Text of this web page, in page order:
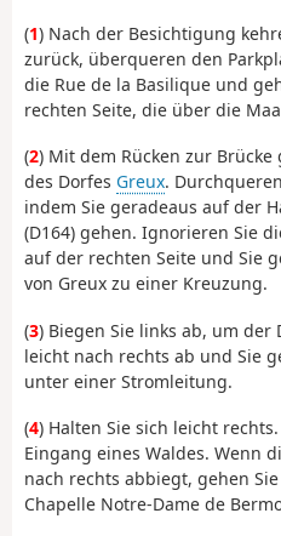
(1) Nach der Besichtigung
zurück, überqueren den
die Rue de la Basilique und
rechten Seite, die über die
(2) Mit dem Rücken zur Brücke
des Dorfes Greux.
indem Sie geradeaus auf der
(D164) gehen. Ignorieren Sie
auf der rechten Seite und Sie
von Greux zu einer Kreuzung.
(3) Biegen Sie links ab, um der
leicht nach rechts ab und Sie
unter einer Stromleitung.
(4) Halten Sie sich leicht
Eingang eines Waldes. Wenn
nach rechts abbiegt, gehen
Chapelle Notre-Dame de